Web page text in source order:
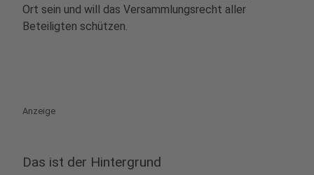
Ort sein und will das Versammlungsrecht aller
Beteiligten schützen.
Anzeige
Das ist der Hintergrund